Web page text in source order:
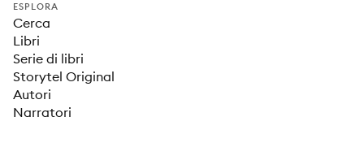
ESPLORA
Cerca
Libri
Serie di libri
Storytel Original
Autori
Narratori